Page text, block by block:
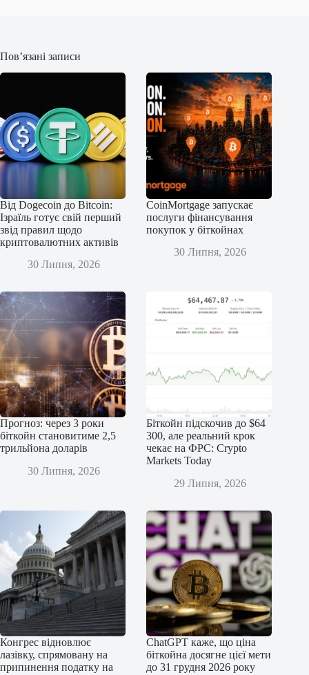
Пов’язані записи
Від Dogecoin до Bitcoin:
Ізраїль готує свій перший
звід правил щодо
криптовалютних активів
30 Липня, 2026
CoinMortgage запускає
послуги фінансування
покупок у біткойнах
30 Липня, 2026
Прогноз: через 3 роки
біткойн становитиме 2,5
трильйона доларів
30 Липня, 2026
Біткойн підскочив до $64
300, але реальний крок
чекає на ФРС: Crypto
Markets Today
29 Липня, 2026
Конгрес відновлює
лазівку, спрямовану на
припинення податку на
ChatGPT каже, що ціна
біткойна досягне цієї мети
до 31 грудня 2026 року